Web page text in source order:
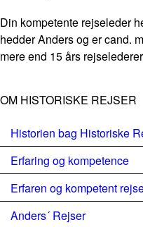
Din kompetente rejseleder
hedder Anders og er cand.
mere end 15 års
OM HISTORISKE REJSER
Historien bag Historiske
Erfaring og kompetence
Erfaren og kompetent
Anders´ Rejser